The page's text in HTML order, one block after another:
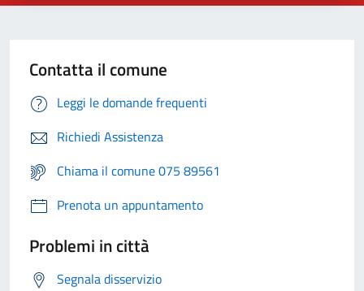
Contatta il comune
Leggi le domande frequenti
Richiedi Assistenza
Chiama il comune 075 89561
Prenota un appuntamento
Problemi in città
Segnala disservizio